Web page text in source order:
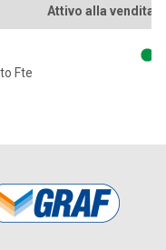
Attivo alla vendita
Fte